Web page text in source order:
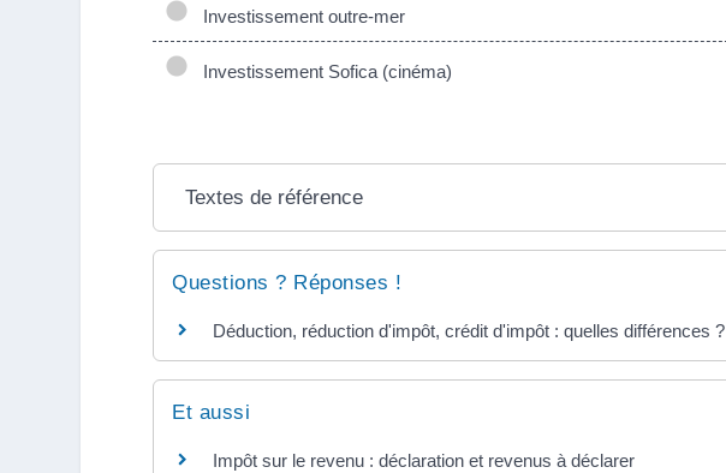
Investissement outre-mer
Investissement Sofica (cinéma)
Textes de référence
Questions ? Réponses !
Déduction, réduction d'impôt, crédit d'impôt : quelles différences ?
Et aussi
Impôt sur le revenu : déclaration et revenus à déclarer